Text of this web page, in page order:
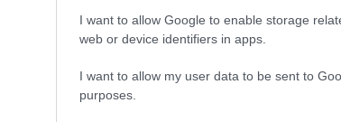
I want to allow Google to enable storage
web or device identifiers in apps.
I want to allow my user data to be sent to
purposes.